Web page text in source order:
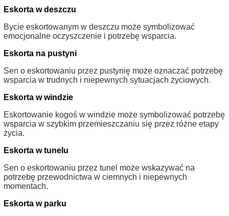
Eskorta w deszczu
Bycie eskortowanym w deszczu może symbolizować
emocjonalne oczyszczenie i potrzebę wsparcia.
Eskorta na pustyni
Sen o eskortowaniu przez pustynię może oznaczać potrzebę
wsparcia w trudnych i niepewnych sytuacjach życiowych.
Eskorta w windzie
Eskortowanie kogoś w windzie może symbolizować potrzebę
wsparcia w szybkim przemieszczaniu się przez różne etapy
życia.
Eskorta w tunelu
Sen o eskortowaniu przez tunel może wskazywać na
potrzebę przewodnictwa w ciemnych i niepewnych
momentach.
Eskorta w parku